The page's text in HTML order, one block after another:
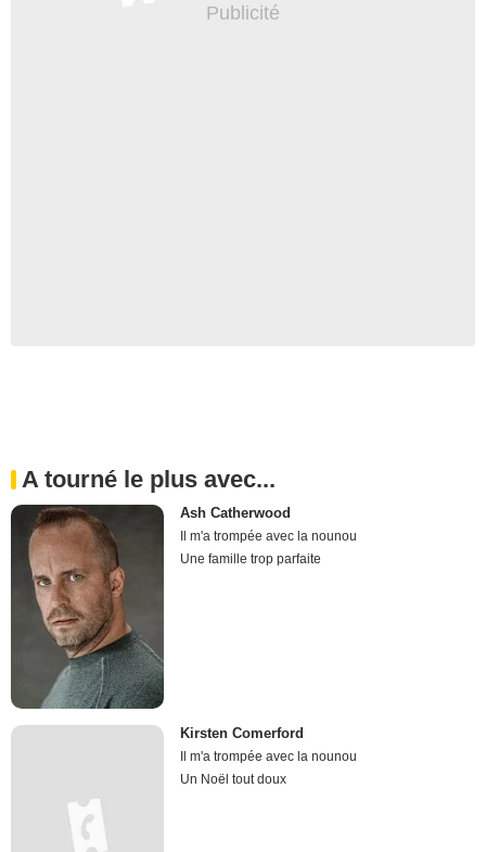
A tourné le plus avec...
Ash Catherwood
Il m'a trompée avec la nounou
Une famille trop parfaite
Kirsten Comerford
Il m'a trompée avec la nounou
Un Noël tout doux